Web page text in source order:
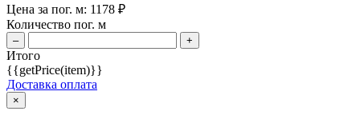
Цена за пог. м: 1178 ₽
Количество пог. м
– +
Итого
{{getPrice(item)}}
Доставка оплата
×